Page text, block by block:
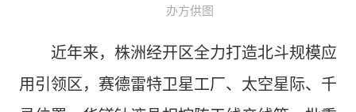
办方供图
近年来，株洲经开区全力打造北斗规模应
用引领区，赛德雷特卫星工厂、太空星际、千